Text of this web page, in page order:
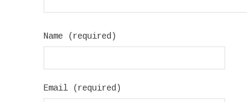
Name (required)
Email (required)